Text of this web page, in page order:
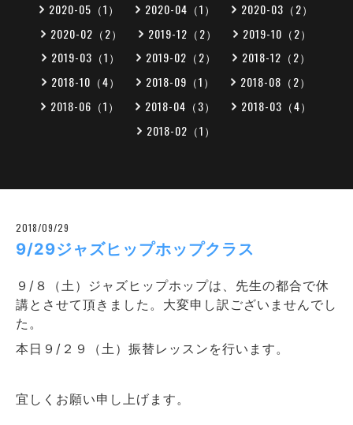
2020-05（1）
2020-04（1）
2020-03（2）
2020-02（2）
2019-12（2）
2019-10（2）
2019-03（1）
2019-02（2）
2018-12（2）
2018-10（4）
2018-09（1）
2018-08（2）
2018-06（1）
2018-04（3）
2018-03（4）
2018-02（1）
2018/09/29
9/29ジャズヒップホップクラス
９/８（土）ジャズヒップホップは、先生の都合で休
講とさせて頂きました。大変申し訳ございませんでし
た。
本日９/２９（土）振替レッスンを行います。
宜しくお願い申し上げます。